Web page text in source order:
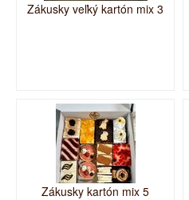
Zákusky veľký kartón mix 3
Zákusky kartón mix 5